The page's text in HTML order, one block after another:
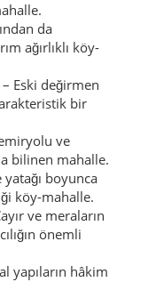
da
ağırlıklı köy-
– Eski değirmen
bir
ve
bilinen mahalle.
yatağı boyunca
köy-mahalle.
ve meraların
önemli
yapıların hâkim